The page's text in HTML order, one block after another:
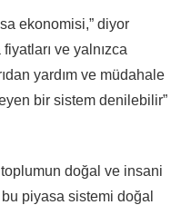
ekonomisi,” diyor
ve yalnızca
yardım ve müdahale
bir sistem denilebilir”
doğal ve insani
piyasa sistemi doğal